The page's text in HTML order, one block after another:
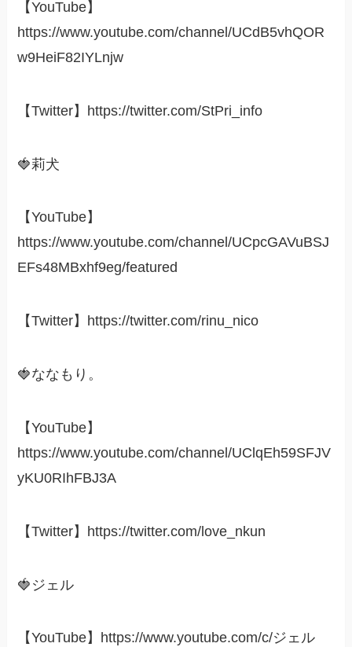
【YouTube】
https://www.youtube.com/channel/UCdB5vhQOR
w9HeiF82IYLnjw
【Twitter】https://twitter.com/StPri_info
🍓莉犬
【YouTube】
https://www.youtube.com/channel/UCpcGAVuBSJ
EFs48MBxhf9eg/featured
【Twitter】https://twitter.com/rinu_nico
🍓ななもり。
【YouTube】
https://www.youtube.com/channel/UClqEh59SFJV
yKU0RIhFBJ3A
【Twitter】https://twitter.com/love_nkun
🍓ジェル
【YouTube】https://www.youtube.com/c/ジェル